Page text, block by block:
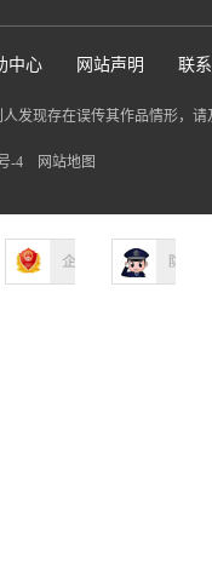
中心 网站声明 联
发现存在误传其作品情形，
-4 网站地图